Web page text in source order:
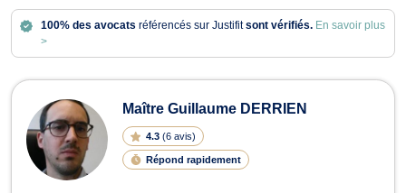
100% des avocats référencés sur Justifitsont vérifiés. En savoir plus
>
Avocats en maladie professionnelle
Maître Guillaume DERRIEN
4.3 (6 avis)
Répond rapidement